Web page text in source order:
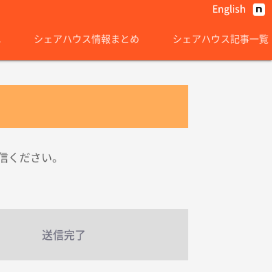
English
シェアハウス情報まとめ シェアハウス記事一覧
ださい。
送信完了